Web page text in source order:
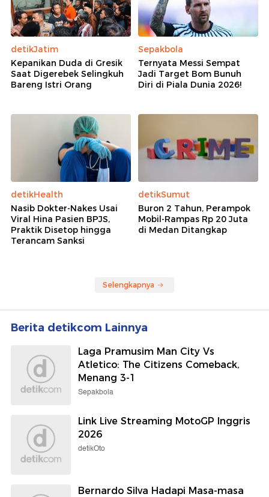
detikJatim
Kepanikan Duda di Gresik
Saat Digerebek Selingkuh
Bareng Istri Orang
Sepakbola
Ternyata Messi Sempat
Jadi Target Bom Bunuh
Diri di Piala Dunia 2026!
detikHealth
Nasib Dokter-Nakes Usai
Viral Hina Pasien BPJS,
Praktik Disetop hingga
Terancam Sanksi
detikSumut
Buron 2 Tahun, Perampok
Mobil-Rampas Rp 20 Juta
di Medan Ditangkap
Selengkapnya
Berita detikcom Lainnya
Laga Pramusim Man City Vs
Atletico: The Citizens Comeback,
Menang 3-1
Sepakbola
Link Live Streaming MotoGP Inggris
2026
detikOto
Bernardo Silva Hadapi Masa-masa